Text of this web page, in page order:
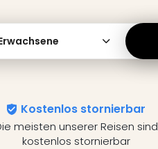
Kostenlos stornierbar
meisten unserer Reisen sind
kostenlos stornierbar